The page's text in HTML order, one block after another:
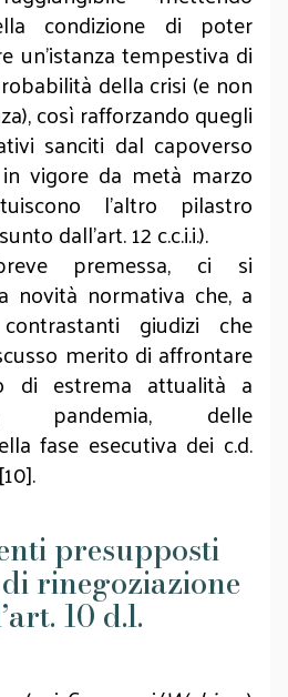
condizione di poter
un’istanza tempestiva di
della crisi (e non
così rafforzando quegli
sanciti dal capoverso
in vigore da metà marzo
l’altro pilastro
dall’art. 12 c.c.i.i.).
premessa, ci si
novità normativa che, a
giudizi che
merito di affrontare
di estrema attualità a
pandemia, delle
fase esecutiva dei c.d.
presupposti
rinegoziazione
10 d.l.